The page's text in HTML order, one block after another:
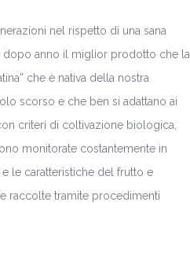
nel rispetto di una sana
dopo anno il miglior prodotto che la
che è nativa della nostra
scorso e che ben si adattano ai
criteri di coltivazione biologica,
monitorate costantemente in
le caratteristiche del frutto e
raccolte tramite procedimenti